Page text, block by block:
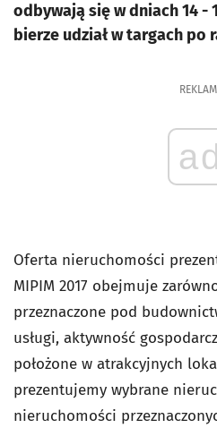
odbywają się w dniach 14 -
bierze udział w targach po
Oferta nieruchomości
MIPIM 2017 obejmuje
przeznaczone pod
usługi, aktywność
położone w atrakcyjnych
prezentujemy wybrane
nieruchomości